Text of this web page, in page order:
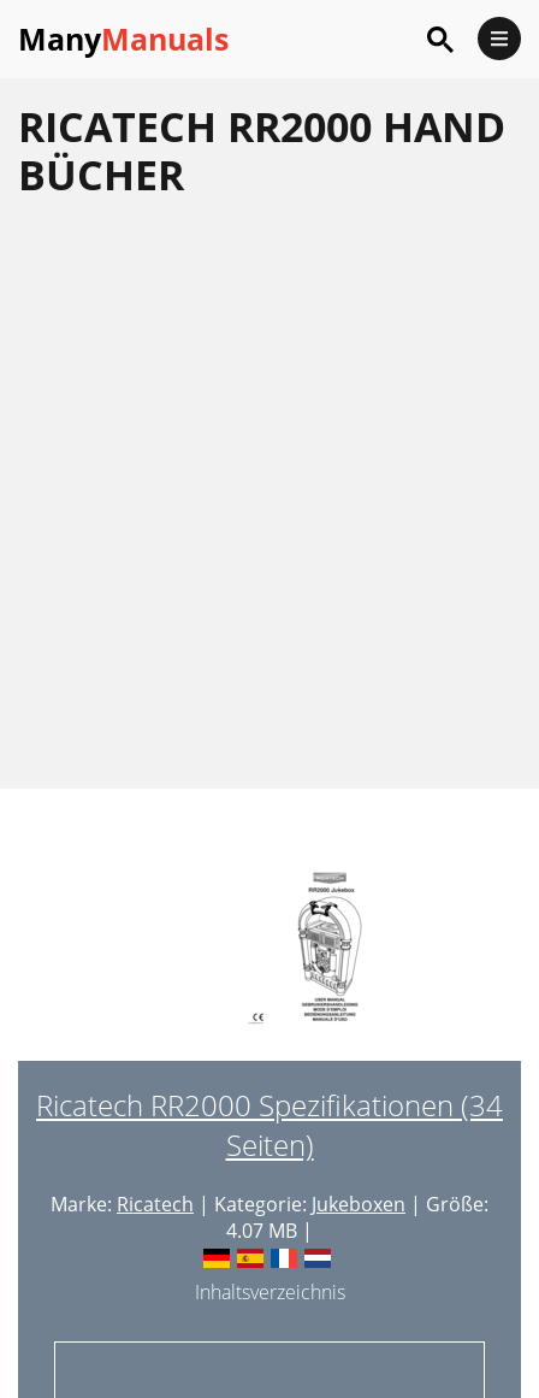
ManyManuals
RICATECH RR2000 HAND
BÜCHER
Ricatech RR2000 Spezifikationen (34
Seiten)
Marke: Ricatech | Kategorie: Jukeboxen | Größe:
4.07 MB |
Inhaltsverzeichnis